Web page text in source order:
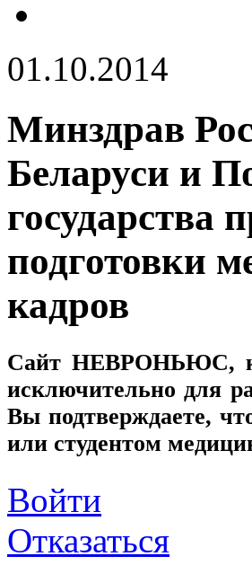
01.10.2014
Минздрав
Беларуси и
государства
подготовки
кадров
Сайт НЕВРОНЬЮС,
исключительно для
Вы подтверждаете,
или студентом
Войти
Отказаться